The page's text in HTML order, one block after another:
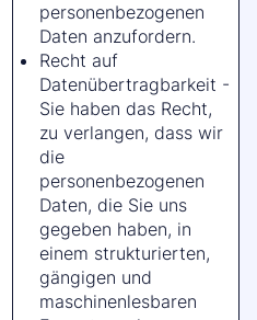
personenbezogenen
Daten anzufordern.
Recht auf
Datenübertragbarkeit -
Sie haben das Recht,
zu verlangen, dass wir
die
personenbezogenen
Daten, die Sie uns
gegeben haben, in
einem strukturierten,
gängigen und
maschinenlesbaren